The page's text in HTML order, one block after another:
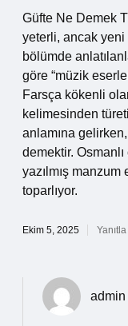
Güfte Ne Demek
yeterli, ancak yeni
bölümde
göre “müzik
Farsça kökenli
kelimesinden
anlamına
demektir.
yazılmış
toparlıyor.
Ekim 5, 2025 Yanıtla
admin